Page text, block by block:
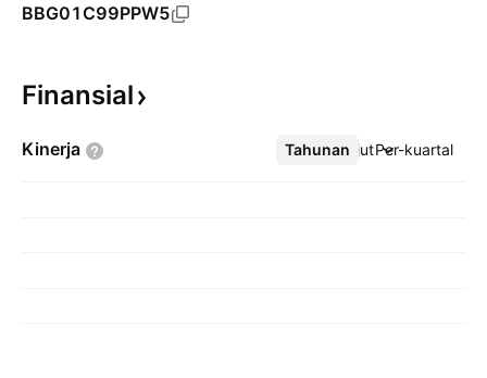
BBG01C99PPW5
Finansial
Kinerja Tahunan Per-kuartal
Lebih lanjut